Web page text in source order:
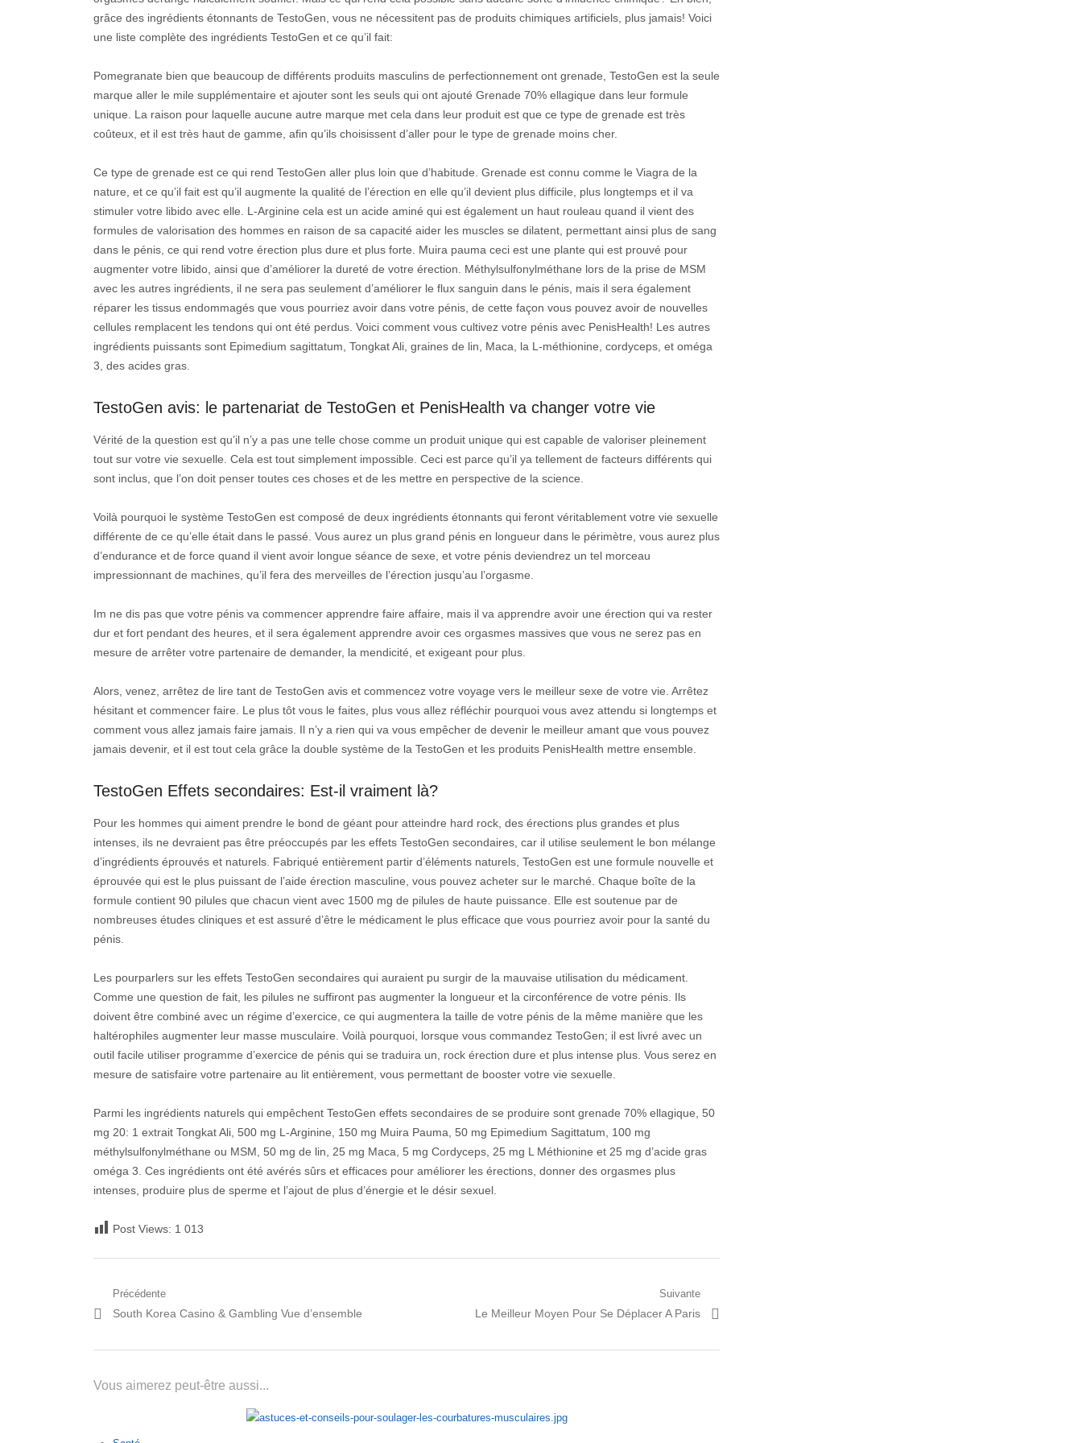
grâce des ingrédients étonnants de TestoGen, vous ne nécessitent pas de produits chimiques artificiels, plus jamais! Voici
une liste complète des ingrédients TestoGen et ce qu’il fait:
Pomegranate bien que beaucoup de différents produits masculins de perfectionnement ont grenade, TestoGen est la seule
marque aller le mile supplémentaire et ajouter sont les seuls qui ont ajouté Grenade 70% ellagique dans leur formule
unique. La raison pour laquelle aucune autre marque met cela dans leur produit est que ce type de grenade est très
coûteux, et il est très haut de gamme, afin qu’ils choisissent d’aller pour le type de grenade moins cher.
Ce type de grenade est ce qui rend TestoGen aller plus loin que d’habitude. Grenade est connu comme le Viagra de la
nature, et ce qu’il fait est qu’il augmente la qualité de l’érection en elle qu’il devient plus difficile, plus longtemps et il va
stimuler votre libido avec elle. L-Arginine cela est un acide aminé qui est également un haut rouleau quand il vient des
formules de valorisation des hommes en raison de sa capacité aider les muscles se dilatent, permettant ainsi plus de sang
dans le pénis, ce qui rend votre érection plus dure et plus forte. Muira pauma ceci est une plante qui est prouvé pour
augmenter votre libido, ainsi que d’améliorer la dureté de votre érection. Méthylsulfonylméthane lors de la prise de MSM
avec les autres ingrédients, il ne sera pas seulement d’améliorer le flux sanguin dans le pénis, mais il sera également
réparer les tissus endommagés que vous pourriez avoir dans votre pénis, de cette façon vous pouvez avoir de nouvelles
cellules remplacent les tendons qui ont été perdus. Voici comment vous cultivez votre pénis avec PenisHealth! Les autres
ingrédients puissants sont Epimedium sagittatum, Tongkat Ali, graines de lin, Maca, la L-méthionine, cordyceps, et oméga
3, des acides gras.
TestoGen avis: le partenariat de TestoGen et PenisHealth va changer votre vie
Vérité de la question est qu’il n’y a pas une telle chose comme un produit unique qui est capable de valoriser pleinement
tout sur votre vie sexuelle. Cela est tout simplement impossible. Ceci est parce qu’il ya tellement de facteurs différents qui
sont inclus, que l’on doit penser toutes ces choses et de les mettre en perspective de la science.
Voilà pourquoi le système TestoGen est composé de deux ingrédients étonnants qui feront véritablement votre vie sexuelle
différente de ce qu’elle était dans le passé. Vous aurez un plus grand pénis en longueur dans le périmètre, vous aurez plus
d’endurance et de force quand il vient avoir longue séance de sexe, et votre pénis deviendrez un tel morceau
impressionnant de machines, qu’il fera des merveilles de l’érection jusqu’au l’orgasme.
Im ne dis pas que votre pénis va commencer apprendre faire affaire, mais il va apprendre avoir une érection qui va rester
dur et fort pendant des heures, et il sera également apprendre avoir ces orgasmes massives que vous ne serez pas en
mesure de arrêter votre partenaire de demander, la mendicité, et exigeant pour plus.
Alors, venez, arrêtez de lire tant de TestoGen avis et commencez votre voyage vers le meilleur sexe de votre vie. Arrêtez
hésitant et commencer faire. Le plus tôt vous le faites, plus vous allez réfléchir pourquoi vous avez attendu si longtemps et
comment vous allez jamais faire jamais. Il n’y a rien qui va vous empêcher de devenir le meilleur amant que vous pouvez
jamais devenir, et il est tout cela grâce la double système de la TestoGen et les produits PenisHealth mettre ensemble.
TestoGen Effets secondaires: Est-il vraiment là?
Pour les hommes qui aiment prendre le bond de géant pour atteindre hard rock, des érections plus grandes et plus
intenses, ils ne devraient pas être préoccupés par les effets TestoGen secondaires, car il utilise seulement le bon mélange
d’ingrédients éprouvés et naturels. Fabriqué entièrement partir d’éléments naturels, TestoGen est une formule nouvelle et
éprouvée qui est le plus puissant de l’aide érection masculine, vous pouvez acheter sur le marché. Chaque boîte de la
formule contient 90 pilules que chacun vient avec 1500 mg de pilules de haute puissance. Elle est soutenue par de
nombreuses études cliniques et est assuré d’être le médicament le plus efficace que vous pourriez avoir pour la santé du
pénis.
Les pourparlers sur les effets TestoGen secondaires qui auraient pu surgir de la mauvaise utilisation du médicament.
Comme une question de fait, les pilules ne suffiront pas augmenter la longueur et la circonférence de votre pénis. Ils
doivent être combiné avec un régime d’exercice, ce qui augmentera la taille de votre pénis de la même manière que les
haltérophiles augmenter leur masse musculaire. Voilà pourquoi, lorsque vous commandez TestoGen; il est livré avec un
outil facile utiliser programme d’exercice de pénis qui se traduira un, rock érection dure et plus intense plus. Vous serez en
mesure de satisfaire votre partenaire au lit entièrement, vous permettant de booster votre vie sexuelle.
Parmi les ingrédients naturels qui empêchent TestoGen effets secondaires de se produire sont grenade 70% ellagique, 50
mg 20: 1 extrait Tongkat Ali, 500 mg L-Arginine, 150 mg Muira Pauma, 50 mg Epimedium Sagittatum, 100 mg
méthylsulfonylméthane ou MSM, 50 mg de lin, 25 mg Maca, 5 mg Cordyceps, 25 mg L Méthionine et 25 mg d’acide gras
oméga 3. Ces ingrédients ont été avérés sûrs et efficaces pour améliorer les érections, donner des orgasmes plus
intenses, produire plus de sperme et l’ajout de plus d’énergie et le désir sexuel.
Post Views: 1 013
Navigation
l’article
Précédente
Post
South Korea Casino & Gambling Vue d’ensemble
Suivante
Prochain
Le Meilleur Moyen Pour Se Déplacer A Paris
Vous aimerez peut-être aussi...